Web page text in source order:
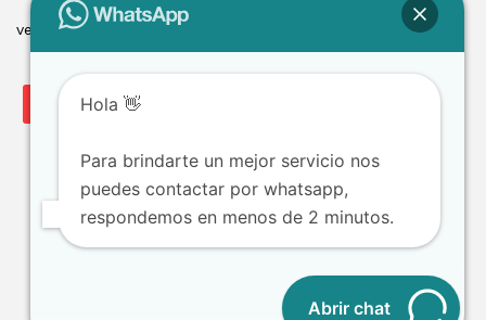
ventas@losmontacargas.mx
Copyright © 2025 Los Montacargas RTE
Hola 👋
Para brindarte un mejor servicio nos
puedes contactar por whatsapp,
respondemos en menos de 2 minutos.
Abrir chat